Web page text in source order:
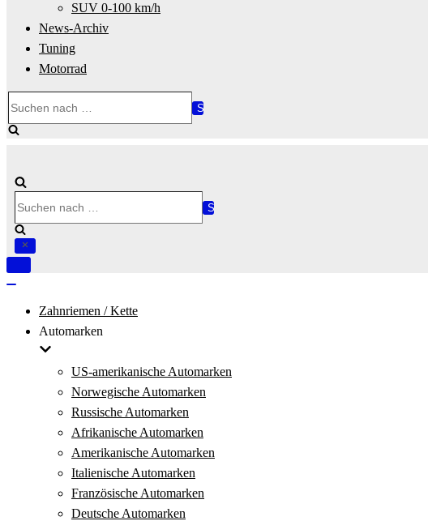
SUV 0-100 km/h
News-Archiv
Tuning
Motorrad
nach …
nach …
Navigation
Zahnriemen / Kette
Automarken
US-amerikanische Automarken
Norwegische Automarken
Russische Automarken
Afrikanische Automarken
Amerikanische Automarken
Italienische Automarken
Französische Automarken
Deutsche Automarken